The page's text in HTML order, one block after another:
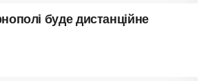
буде дистанційне